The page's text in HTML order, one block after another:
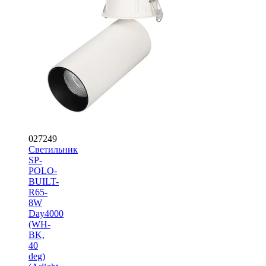
027249
Светильник
SP-
POLO-
BUILT-
R65-
8W
Day4000
(WH-
BK,
40
deg)